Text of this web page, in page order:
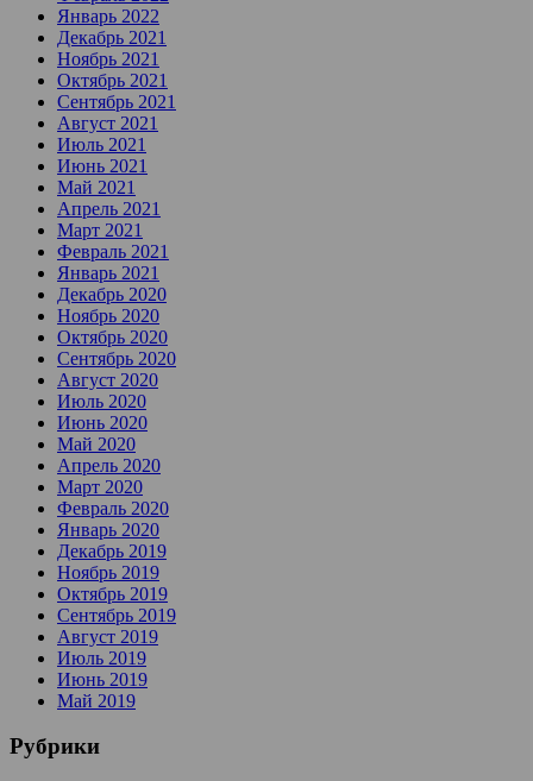
Январь 2022
Декабрь 2021
Ноябрь 2021
Октябрь 2021
Сентябрь 2021
Август 2021
Июль 2021
Июнь 2021
Май 2021
Апрель 2021
Март 2021
Февраль 2021
Январь 2021
Декабрь 2020
Ноябрь 2020
Октябрь 2020
Сентябрь 2020
Август 2020
Июль 2020
Июнь 2020
Май 2020
Апрель 2020
Март 2020
Февраль 2020
Январь 2020
Декабрь 2019
Ноябрь 2019
Октябрь 2019
Сентябрь 2019
Август 2019
Июль 2019
Июнь 2019
Май 2019
Рубрики